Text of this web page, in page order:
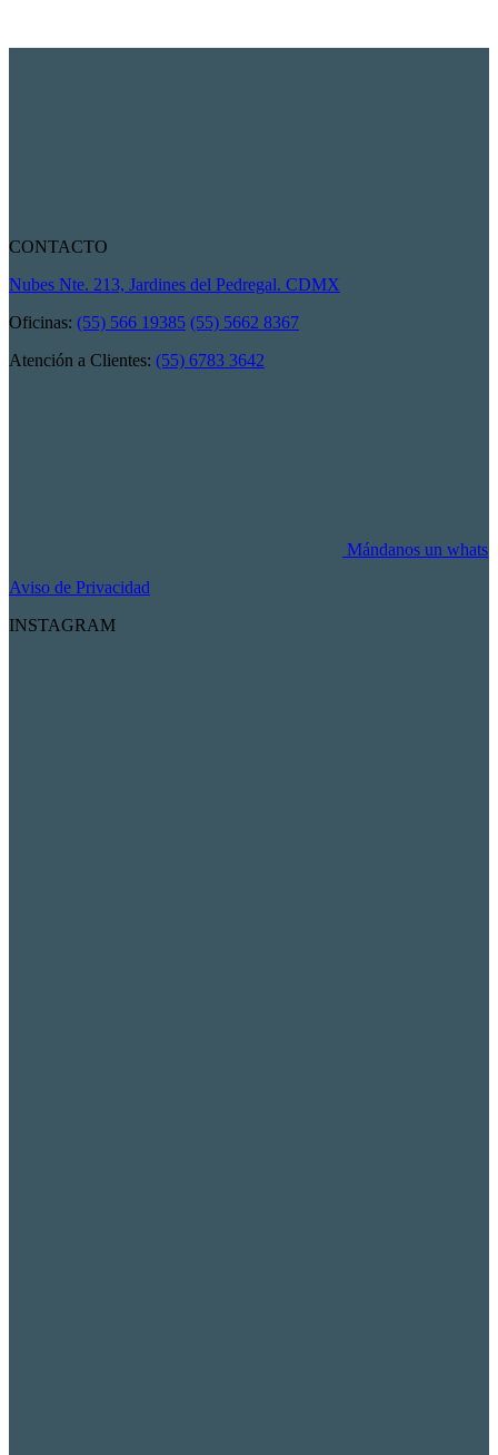
CONTACTO
Nubes Nte. 213, Jardines del Pedregal. CDMX
Oficinas: (55) 566 19385 (55) 5662 8367
Atención a Clientes: (55) 6783 3642
Mándanos un whats
Aviso de Privacidad
INSTAGRAM